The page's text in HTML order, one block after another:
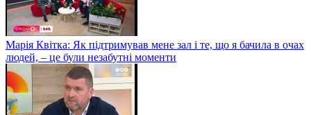
Марія Квітка: Як підтримував мене зал і те, що я бачила в очах
людей, – це були незабутні моменти